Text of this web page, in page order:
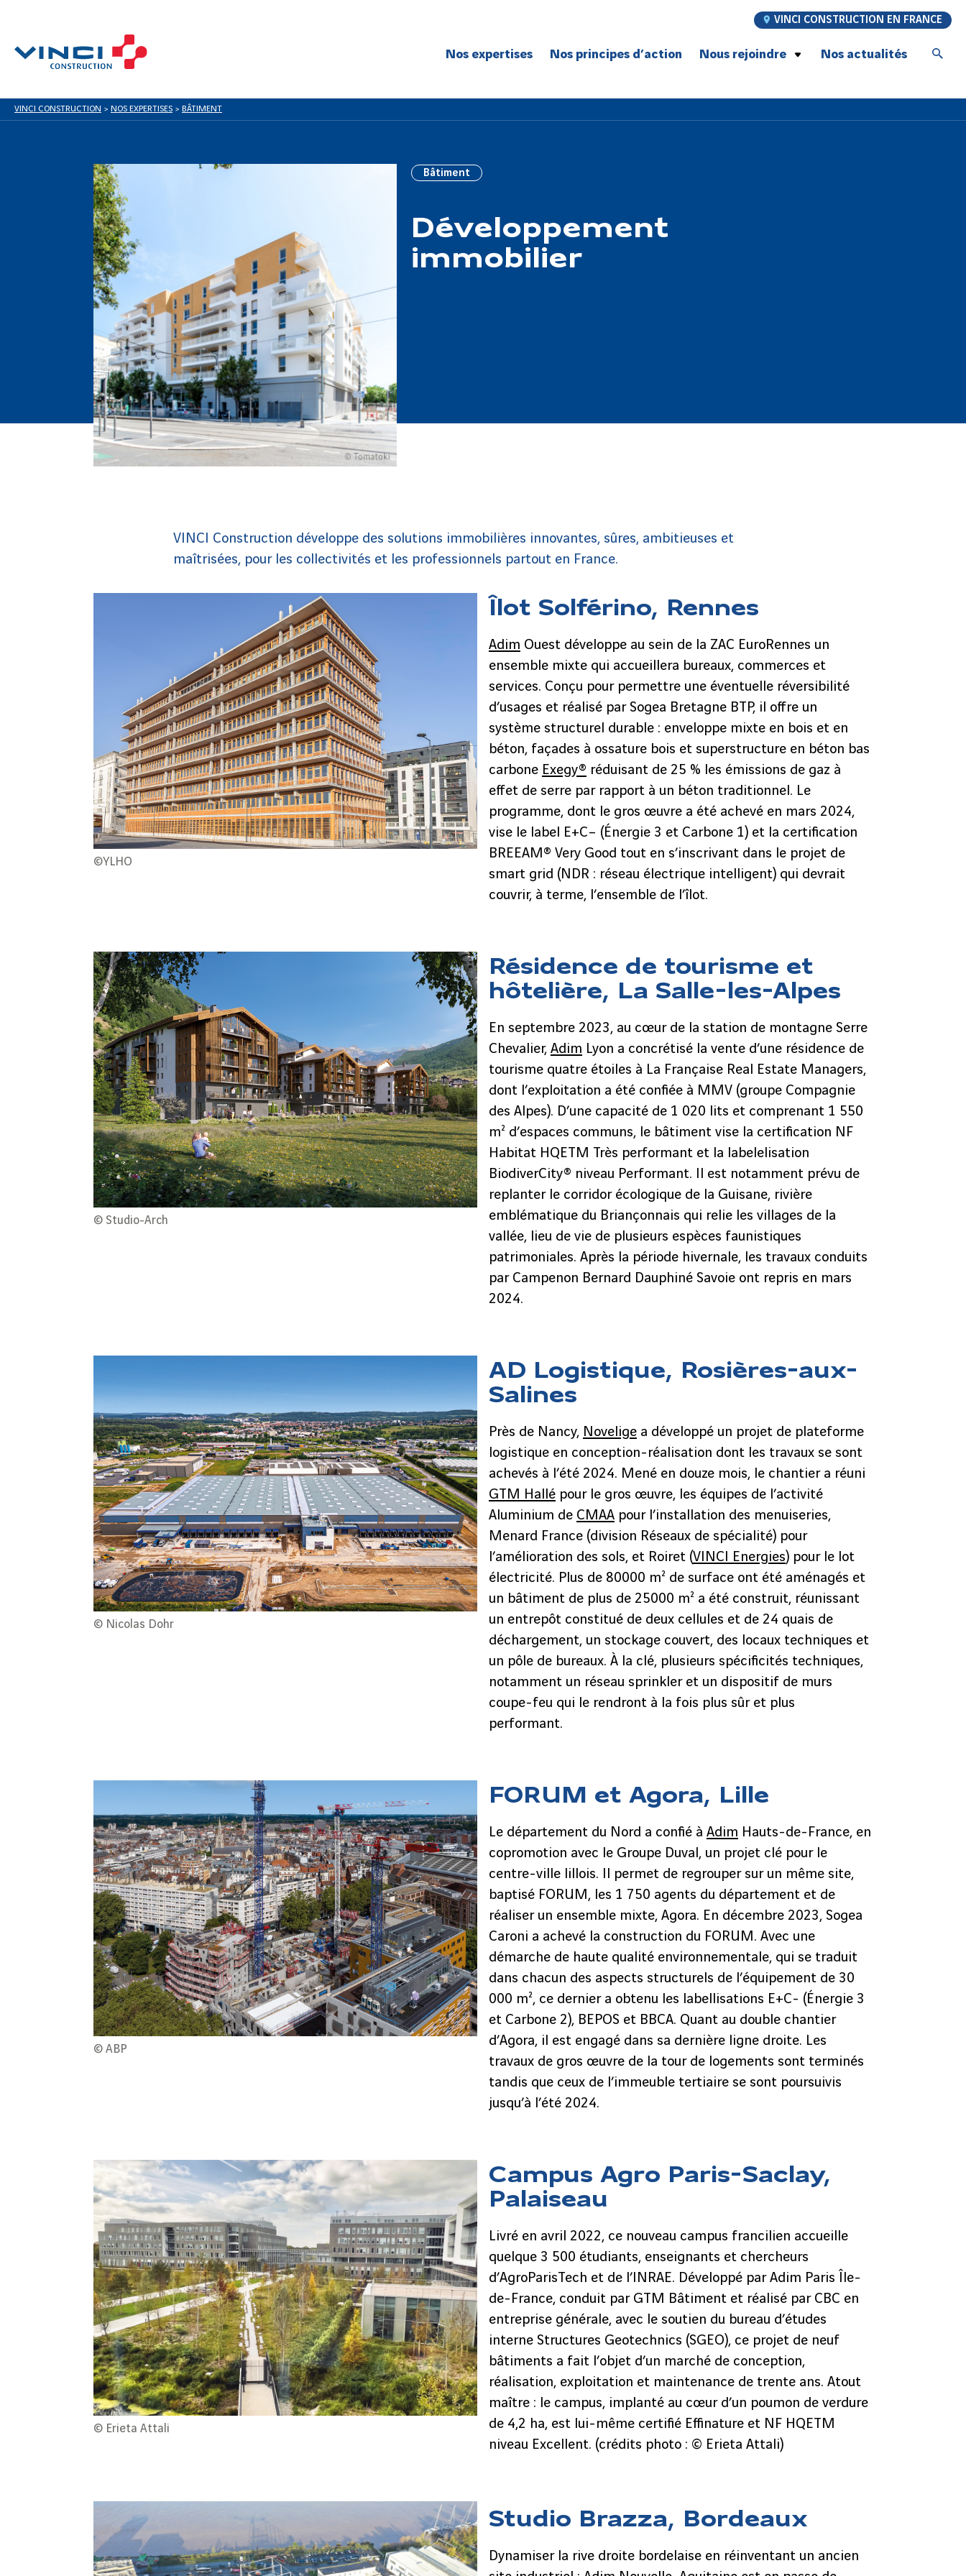
VINCI CONSTRUCTION EN FRANCE
Nos expertises
Route
Réseaux de spécialité
Nos principes d’action Nous rejoindre
Postulez à nos offres d’emploi
Nos actualités
VINCI CONSTRUCTION > NOS EXPERTISES > BÂTIMENT
Bâtiment
Développement
immobilier
VINCI Construction développe des solutions immobilières innovantes, sûres, ambitieuses et
maîtrisées, pour les collectivités et les professionnels partout en France.
©YLHO
Îlot Solférino, Rennes
Adim Ouest développe au sein de la ZAC EuroRennes un
ensemble mixte qui accueillera bureaux, commerces et
services. Conçu pour permettre une éventuelle réversibilité
d’usages et réalisé par Sogea Bretagne BTP, il offre un
système structurel durable : enveloppe mixte en bois et en
béton, façades à ossature bois et superstructure en béton bas
carbone Exegy® réduisant de 25 % les émissions de gaz à
effet de serre par rapport à un béton traditionnel. Le
programme, dont le gros œuvre a été achevé en mars 2024,
vise le label E+C– (Énergie 3 et Carbone 1) et la certification
BREEAM® Very Good tout en s’inscrivant dans le projet de
smart grid (NDR : réseau électrique intelligent) qui devrait
couvrir, à terme, l’ensemble de l’îlot.
© Studio-Arch
Résidence de tourisme et
hôtelière, La Salle-les-Alpes
En septembre 2023, au cœur de la station de montagne Serre
Chevalier, Adim Lyon a concrétisé la vente d’une résidence de
tourisme quatre étoiles à La Française Real Estate Managers,
dont l’exploitation a été confiée à MMV (groupe Compagnie
des Alpes). D’une capacité de 1 020 lits et comprenant 1 550
m² d’espaces communs, le bâtiment vise la certification NF
Habitat HQETM Très performant et la labelelisation
BiodiverCity® niveau Performant. Il est notamment prévu de
replanter le corridor écologique de la Guisane, rivière
emblématique du Briançonnais qui relie les villages de la
vallée, lieu de vie de plusieurs espèces faunistiques
patrimoniales. Après la période hivernale, les travaux conduits
par Campenon Bernard Dauphiné Savoie ont repris en mars
2024.
© Nicolas Dohr
AD Logistique, Rosières-aux-
Salines
Près de Nancy, Noveligea développé un projet de plateforme
logistique en conception-réalisation dont les travaux se sont
achevés à l’été 2024. Mené en douze mois, le chantier a réuni
GTM Hallépour le gros œuvre, les équipes de l’activité
Aluminium de CMAApour l’installation des menuiseries,
Menard France (division Réseaux de spécialité) pour
l’amélioration des sols, et Roiret (VINCI Energies) pour le lot
électricité. Plus de 80000 m² de surface ont été aménagés et
un bâtiment de plus de 25000 m² a été construit, réunissant
un entrepôt constitué de deux cellules et de 24 quais de
déchargement, un stockage couvert, des locaux techniques et
un pôle de bureaux. À la clé, plusieurs spécificités techniques,
notamment un réseau sprinkler et un dispositif de murs
coupe-feu qui le rendront à la fois plus sûr et plus
performant.
© ABP
FORUM et Agora, Lille
Le département du Nord a confié à Adim Hauts-de-France, en
copromotion avec le Groupe Duval, un projet clé pour le
centre-ville lillois. Il permet de regrouper sur un même site,
baptisé FORUM, les 1 750 agents du département et de
réaliser un ensemble mixte, Agora. En décembre 2023, Sogea
Caroni a achevé la construction du FORUM. Avec une
démarche de haute qualité environnementale, qui se traduit
dans chacun des aspects structurels de l’équipement de 30
000 m², ce dernier a obtenu les labellisations E+C- (Énergie 3
et Carbone 2), BEPOS et BBCA. Quant au double chantier
d’Agora, il est engagé dans sa dernière ligne droite. Les
travaux de gros œuvre de la tour de logements sont terminés
tandis que ceux de l’immeuble tertiaire se sont poursuivis
jusqu’à l’été 2024.
© Erieta Attali
Campus Agro Paris-Saclay,
Palaiseau
Livré en avril 2022, ce nouveau campus francilien accueille
quelque 3 500 étudiants, enseignants et chercheurs
d’AgroParisTech et de l’INRAE. Développé par Adim Paris Île-
de-France, conduit par GTM Bâtiment et réalisé par CBC en
entreprise générale, avec le soutien du bureau d’études
interne Structures Geotechnics (SGEO), ce projet de neuf
bâtiments a fait l’objet d’un marché de conception,
réalisation, exploitation et maintenance de trente ans. Atout
maître : le campus, implanté au cœur d’un poumon de verdure
de 4,2 ha, est lui-même certifié Effinature et NF HQETM
niveau Excellent. (crédits photo : © Erieta Attali)
Studio Brazza, Bordeaux
Dynamiser la rive droite bordelaise en réinventant un ancien